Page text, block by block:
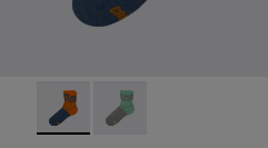
Palmtree - CA023-002 -
Palmtree - CA023-